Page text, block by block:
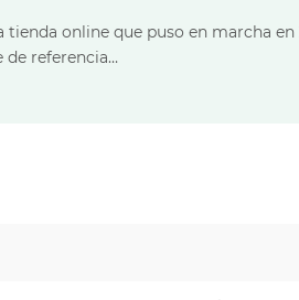
online que puso en marcha
de referencia…